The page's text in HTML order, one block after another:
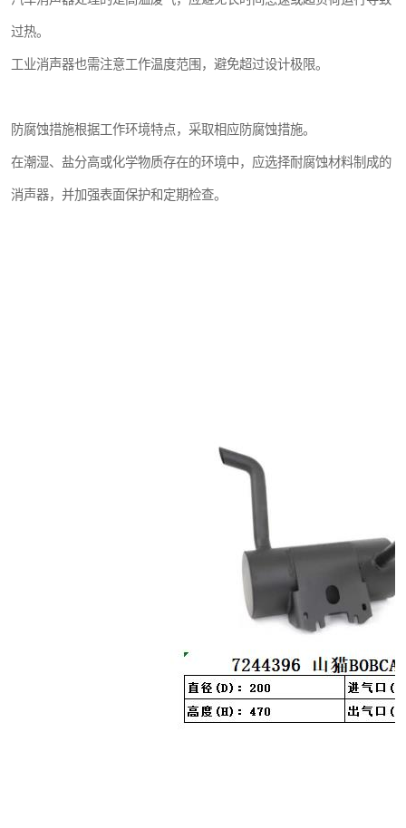
过热。
工业消声器也需注意工作温度范围，避免超过设计极限。
防腐蚀措施根据工作环境特点，采取相应防腐蚀措施。
在潮湿、盐分高或化学物质存在的环境中，应选择耐腐蚀材料制成的
消声器，并加强表面保护和定期检查。